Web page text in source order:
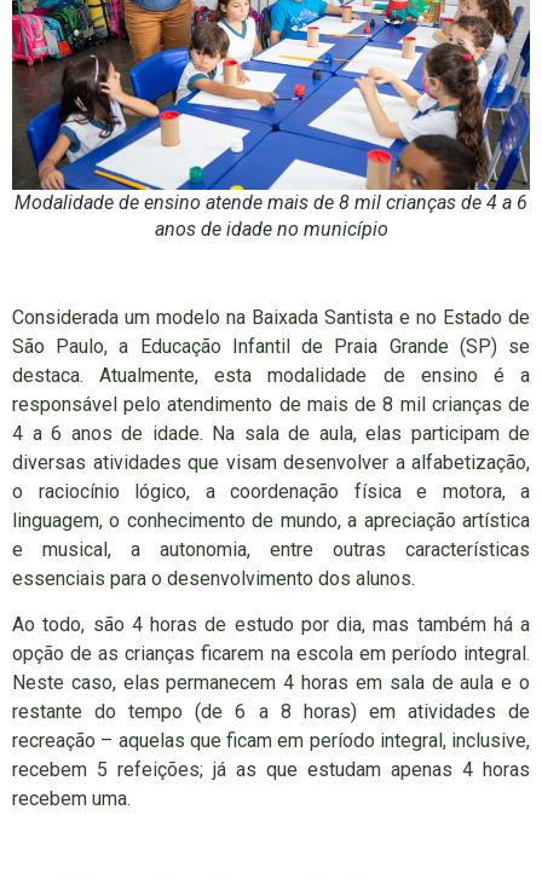
Modalidade de ensino atende mais de 8 mil crianças de 4 a 6
anos de idade no município
Considerada um modelo na Baixada Santista e no Estado de
São Paulo, a Educação Infantil de Praia Grande (SP) se
destaca. Atualmente, esta modalidade de ensino é a
responsável pelo atendimento de mais de 8 mil crianças de
4 a 6 anos de idade. Na sala de aula, elas participam de
diversas atividades que visam desenvolver a alfabetização,
o raciocínio lógico, a coordenação física e motora, a
linguagem, o conhecimento de mundo, a apreciação artística
e musical, a autonomia, entre outras características
essenciais para o desenvolvimento dos alunos.
Ao todo, são 4 horas de estudo por dia, mas também há a
opção de as crianças ficarem na escola em período integral.
Neste caso, elas permanecem 4 horas em sala de aula e o
restante do tempo (de 6 a 8 horas) em atividades de
recreação – aquelas que ficam em período integral, inclusive,
recebem 5 refeições; já as que estudam apenas 4 horas
recebem uma.